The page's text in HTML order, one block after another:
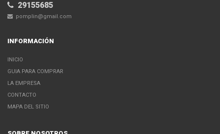
29155685
pomplin@gmail.com
INFORMACIÓN
INICIO
GUIA PARA COMPRAR
LA EMPRESA
CONTACTO
MAPA DEL SITIO